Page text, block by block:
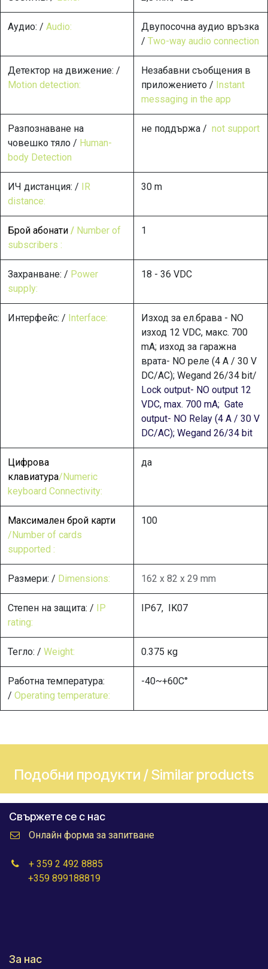
Аудио: / Audio:
Двупосочна аудио връзка
/ Two-way audio connection
Детектор на движение: /
Motion detection:
Незабавни съобщения в
приложението / Instant
messaging in the app
Разпознаване на
човешко тяло / Human-
body Detection
не поддържа / not support
ИЧ дистанция: /
IR
distance:
30 m
Брой абонати / Number of
subscribers :
1
Захранване: / Power
supply:
18 - 36 VDC
Интерфейс: / Interface:
Изход за ел.брава - NO
изход 12 VDC, макс. 700
mA; изход за гаражна
врата- NO реле (4 A / 30 V
DC/AC); Wegand 26/34 bit/
Lock output- NO output 12
VDC, max. 700 mA; Gate
output- NO Relay (4 A / 30 V
DC/AC); Wegand 26/34 bit
Цифрова
клавиатура/Numeric
keyboard Connectivity:
да
Максимален брой карти
/Number of cards
supported :
100
Размери: / Dimensions: 162 x 82 x 29 mm ​
Степен на защита: /
IP
rating:
IP67, IK07
Тегло: / Weight: 0.375 кg
Работна температура:
/ Operating temperature:
-40~+60C°
Подобни продукти / Similar products
Свържете се с нас
Онлайн форма за запитване
+ 359 2 492 8885
+359 899188819
За нас